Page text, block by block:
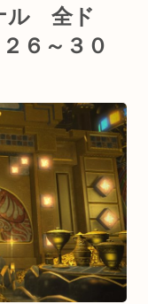
ル 全ド
６～３０